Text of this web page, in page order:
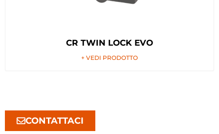
CR TWIN LOCK EVO
+ VEDI PRODOTTO
CONTATTACI